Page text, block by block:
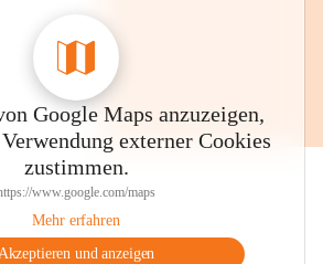
Google Maps anzuzeigen,
externer Cookies
zustimmen.
www.google.com/maps
Mehr erfahren
und anzeigen